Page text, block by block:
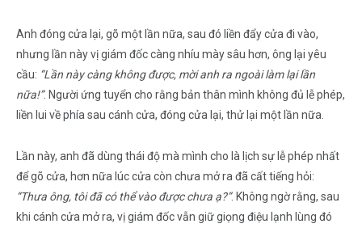
Anh đóng cửa lại, gõ một lần nữa, sau đó liền đẩy cửa đi vào,
nhưng lần này vị giám đốc càng nhíu mày sâu hơn, ông lại yêu
cầu: “Lần này càng không được, mời anh ra ngoài làm lại lần
nữa!”. Người ứng tuyển cho rằng bản thân mình không đủ lễ phép,
liền lui về phía sau cánh cửa, đóng cửa lại, thử lại một lần nữa.
Lần này, anh đã dùng thái độ mà mình cho là lịch sự lễ phép nhất
để gõ cửa, hơn nữa lúc cửa còn chưa mở ra đã cất tiếng hỏi:
“Thưa ông, tôi đã có thể vào được chưa ạ?”. Không ngờ rằng, sau
khi cánh cửa mở ra, vị giám đốc vẫn giữ giọng điệu lạnh lùng đó